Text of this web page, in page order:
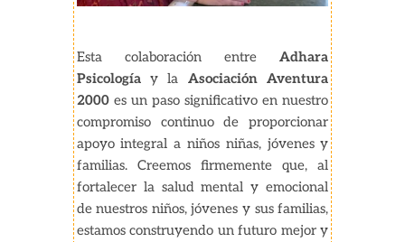
Esta colaboración entreAdhara
Psicologíay la Asociación Aventura
2000es un paso significativo en nuestro
compromiso continuo de proporcionar
apoyo integral a niños niñas, jóvenes y
familias. Creemos firmemente que, al
fortalecer la salud mental y emocional
de nuestros niños, jóvenes y sus familias,
estamos construyendo un futuro mejor y